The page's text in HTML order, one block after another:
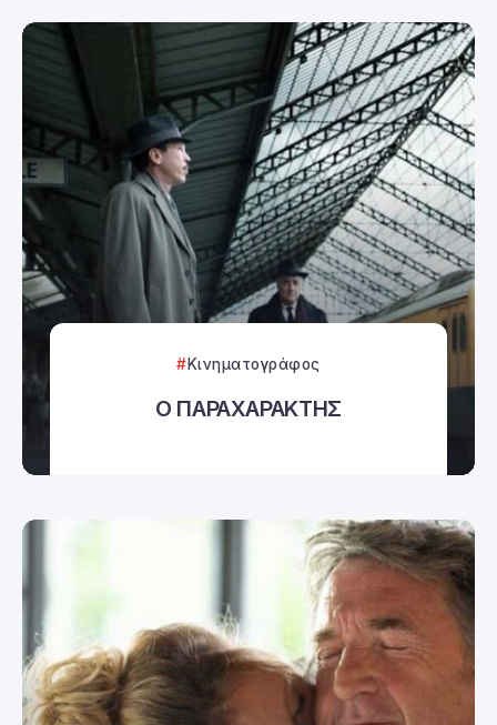
Κινηματογράφος
Ο ΠΑΡΑΧΑΡΑΚΤΗΣ